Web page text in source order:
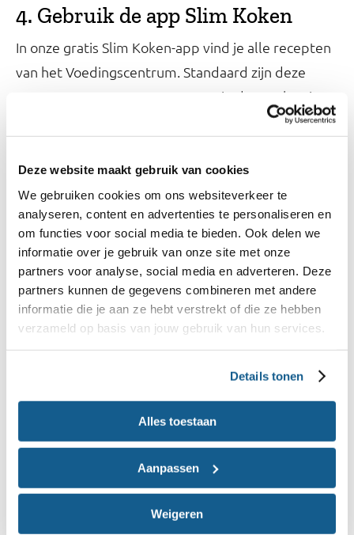
Deze website maakt gebruik van cookies
We gebruiken cookies om ons websiteverkeer te
analyseren, content en advertenties te personaliseren en
om functies voor social media te bieden. Ook delen we
informatie over je gebruik van onze site met onze
partners voor analyse, social media en adverteren. Deze
partners kunnen de gegevens combineren met andere
informatie die je aan ze hebt verstrekt of die ze hebben
verzameld op basis van jouw gebruik van hun services.
Details tonen
Alles toestaan
Aanpassen
Weigeren
4. Gebruik de app Slim Koken
In onze gratis Slim Koken-app vind je alle recepten
van het Voedingscentrum. Standaard zijn deze
recepten voor 2 personen. Maar in de app kun je
jouw huishouden instellen op 1 persoon. Wij
en download de Slim Koken-app.
5. Neem een abonnement op een
maaltijdbox
Je kunt een abonnement nemen op een
maaltijdbox voor een- of
tweepersoonshuishoudens. Hierin zitten afgepaste
hoeveelheden. Zo voorkom je voedselverspilling.
6. Doe slim boodschappen
Kies bij verse producten voor producten die langer
houdbaar zijn zoals appels, peren, kiwi’s, eieren,
aardappels, witlof, bloemkool en wortels. Deze
producten blijven een week tot enkele weken